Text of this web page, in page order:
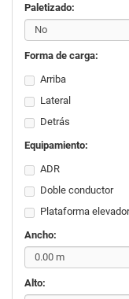
Paletizado:
Forma de carga:
Arriba
Lateral
Detrás
Equipamiento:
ADR
Doble conductor
Plataforma
Ancho:
Alto: